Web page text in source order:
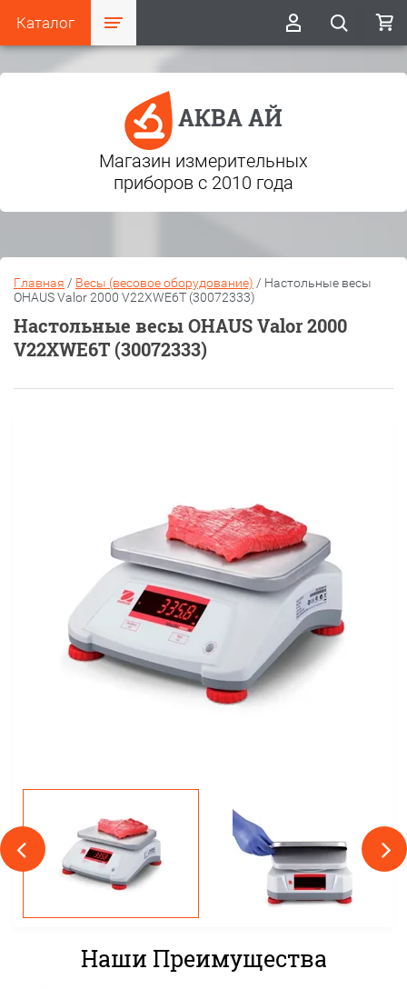
Каталог
АКВА АЙ
Магазин измерительных
приборов с 2010 года
Главная / Весы (весовое оборудование) / Настольные весы
OHAUS Valor 2000 V22XWE6T (30072333)
Настольные весы OHAUS Valor 2000
V22XWE6T (30072333)
Наши Преимущества